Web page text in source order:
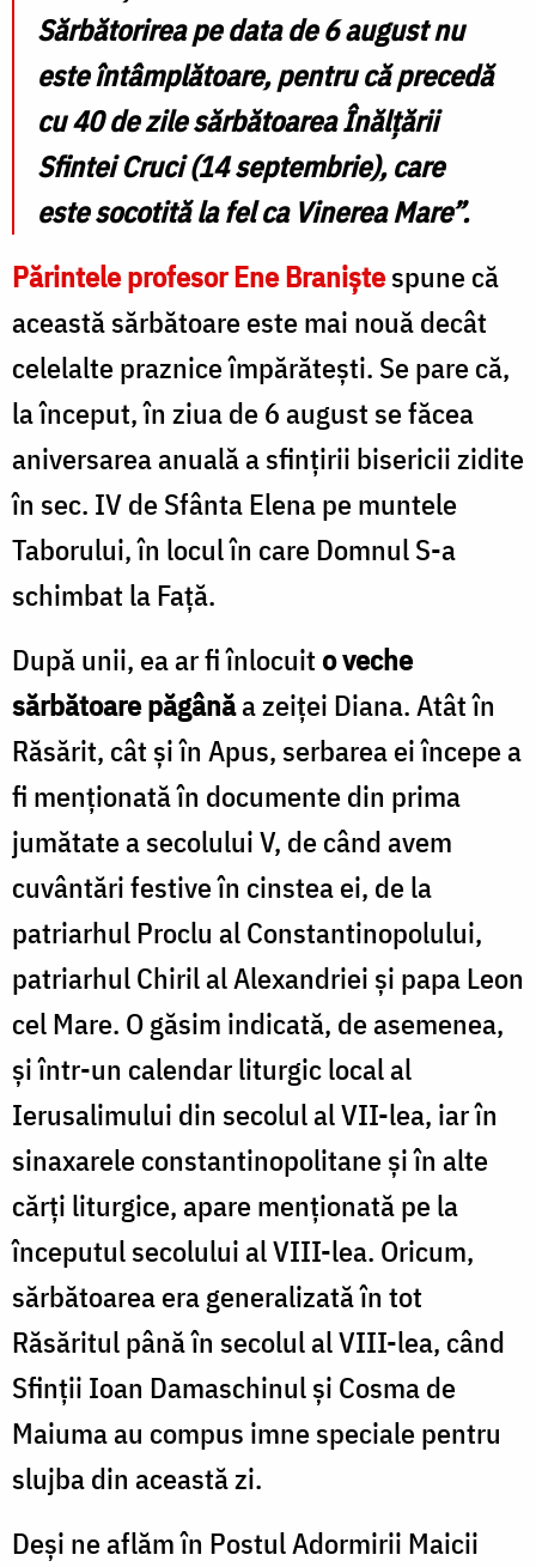
Sărbătorirea pe data de 6 august nu
este întâmplătoare, pentru că precedă
cu 40 de zile sărbătoarea Înălţării
Sfintei Cruci (14 septembrie), care
este socotită la fel ca Vinerea Mare”.
Părintele profesor Ene Braniştespune că
această sărbătoare este mai nouă decât
celelalte praznice împărăteşti. Se pare că,
la început, în ziua de 6 august se făcea
aniversarea anuală a sfinţirii bisericii zidite
în sec. IV de Sfânta Elena pe muntele
Taborului, în locul în care Domnul S-a
schimbat la Faţă.
După unii, ea ar fi înlocuito veche
sărbătoare păgânăa zeiţei Diana. Atât în
Răsărit, cât şi în Apus, serbarea ei începe a
fi menţionată în documente din prima
jumătate a secolului V, de când avem
cuvântări festive în cinstea ei, de la
patriarhul Proclu al Constantinopolului,
patriarhul Chiril al Alexandriei şi papa Leon
cel Mare. O găsim indicată, de asemenea,
şi într-un calendar liturgic local al
Ierusalimului din secolul al VII-lea, iar în
sinaxarele constantinopolitane şi în alte
cărţi liturgice, apare menționată pe la
începutul secolului al VIII-lea. Oricum,
sărbătoarea era generalizată în tot
Răsăritul până în secolul al VIII-lea, când
Sfinţii Ioan Damaschinul şi Cosma de
Maiuma au compus imne speciale pentru
slujba din această zi.
Deşi ne aflăm în Postul Adormirii Maicii